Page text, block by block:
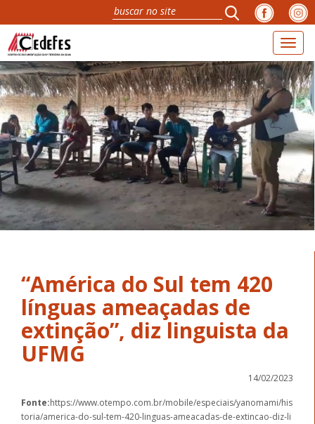
“América do Sul tem 420
línguas ameaçadas de
extinção”, diz linguista da
UFMG
14/02/2023
Fonte:https://www.otempo.com.br/mobile/especiais/yanomami/his
toria/america-do-sul-tem-420-linguas-ameacadas-de-extincao-diz-li